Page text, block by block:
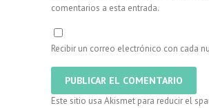
comentarios a esta entrada.
Recibir un correo electrónico con cada
Este sitio usa Akismet para reducir el